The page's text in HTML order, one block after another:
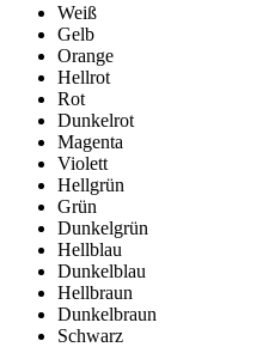
Weiß
Gelb
Orange
Hellrot
Rot
Dunkelrot
Magenta
Violett
Hellgrün
Grün
Dunkelgrün
Hellblau
Dunkelblau
Hellbraun
Dunkelbraun
Schwarz